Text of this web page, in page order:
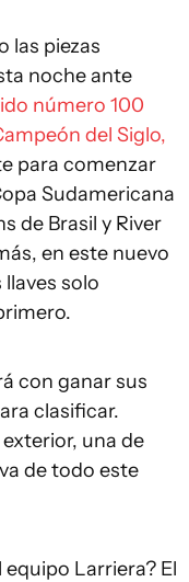
las piezas
noche ante
número 100
del Siglo,
para comenzar
Sudamericana
de Brasil y River
en este nuevo
solo
con ganar sus
clasificar.
una de
de todo este
Larriera? El